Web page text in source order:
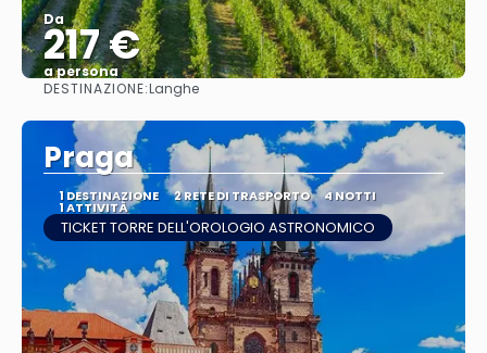
Da
217 €
a persona
DESTINAZIONE:Langhe
Praga
1 DESTINAZIONE 2 RETE DI TRASPORTO 4 NOTTI
1 ATTIVITÀ
TICKET TORRE DELL'OROLOGIO ASTRONOMICO